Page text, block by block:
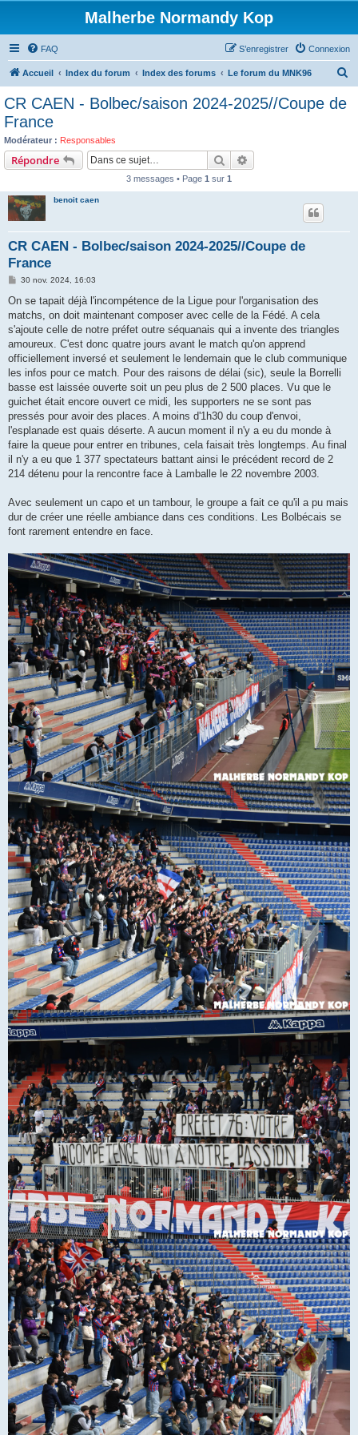
Malherbe Normandy Kop
FAQ Connexion
S’enregistrer
Accueil Index du forum Index des forums Le forum du MNK96
CR CAEN - Bolbec/saison 2024-2025//Coupe de
France
Modérateur : Responsables
Répondre Rechercher
3 messages • Page 1 sur 1
benoit caen
CR CAEN - Bolbec/saison 2024-2025//Coupe de
France
M
s
a
g
e
30 nov. 2024, 16:03
On se tapait déjà l'incompétence de la Ligue pour l'organisation des
matchs, on doit maintenant composer avec celle de la Fédé. A cela
s'ajoute celle de notre préfet outre séquanais qui a invente des triangles
amoureux. C'est donc quatre jours avant le match qu'on apprend
officiellement inversé et seulement le lendemain que le club communique
les infos pour ce match. Pour des raisons de délai (sic), seule la Borrelli
basse est laissée ouverte soit un peu plus de 2 500 places. Vu que le
guichet était encore ouvert ce midi, les supporters ne se sont pas
pressés pour avoir des places. A moins d'1h30 du coup d'envoi,
l'esplanade est quais déserte. A aucun moment il n'y a eu du monde à
faire la queue pour entrer en tribunes, cela faisait très longtemps. Au final
il n'y a eu que 1 377 spectateurs battant ainsi le précédent record de 2
214 détenu pour la rencontre face à Lamballe le 22 novembre 2003.
Avec seulement un capo et un tambour, le groupe a fait ce qu'il a pu mais
dur de créer une réelle ambiance dans ces conditions. Les Bolbécais se
font rarement entendre en face.